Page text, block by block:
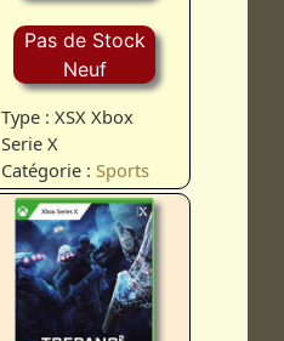
Pas de Stock
Neuf
Type : XSX Xbox
Serie X
Catégorie : Sports